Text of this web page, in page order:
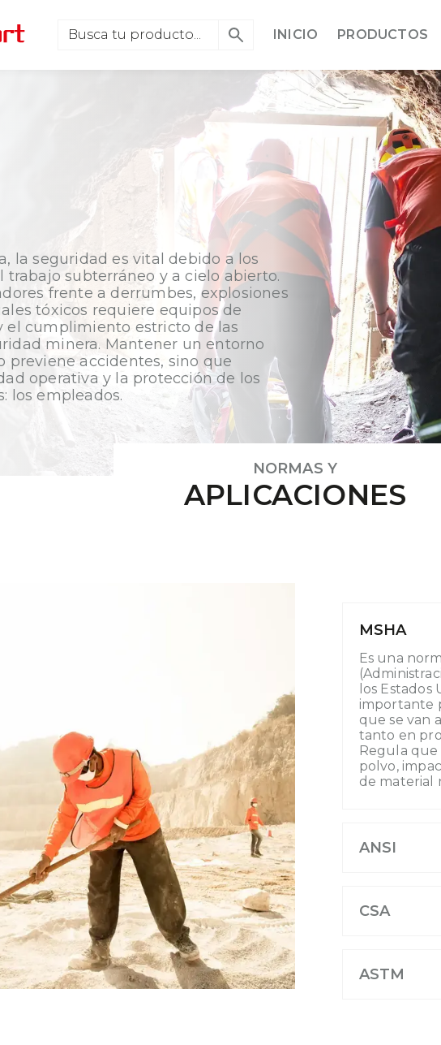
INICIO PRODUCTOS
la seguridad es vital debido a los
trabajo subterráneo y a cielo abierto.
frente a derrumbes, explosiones
tóxicos requiere equipos de
el cumplimiento estricto de las
minera. Mantener un entorno
previene accidentes, sino que
operativa y la protección de los
los empleados.
NORMAS Y
APLICACIONES
MSHA
Es una
los
importante
que se van
tanto en
Regula que
polvo,
de material
ANSI
CSA
ASTM